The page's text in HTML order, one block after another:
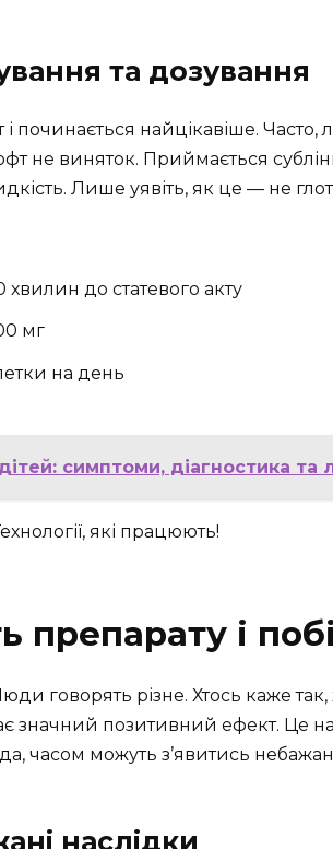
та дозування
починається найцікавіше. Часто,
не виняток. Приймається
Лише уявіть, як це — не
хвилин до статевого акту
мг
на день
симптоми, діагностика та
які працюють!
препарату і
говорять різне. Хтось каже
значний позитивний ефект. Це
часом можуть з’явитись
наслідки